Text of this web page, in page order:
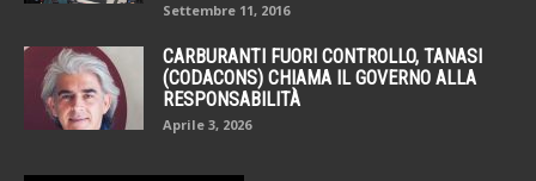
Settembre 11, 2016
CARBURANTI FUORI CONTROLLO, TANASI
(CODACONS) CHIAMA IL GOVERNO ALLA
RESPONSABILITÀ
Aprile 3, 2026